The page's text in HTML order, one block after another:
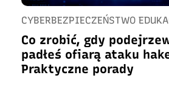
CYBERBEZPIECZEŃSTWO
Co zrobić, gdy
padłeś ofiarą ataku
Praktyczne porady